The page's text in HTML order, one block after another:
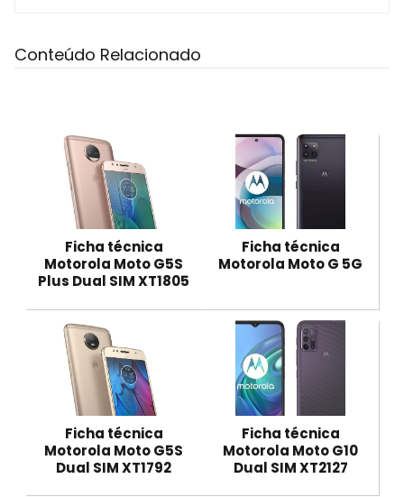
Conteúdo Relacionado
Ficha técnica
Motorola Moto G5S
Plus Dual SIM XT1805
Ficha técnica
Motorola Moto G 5G
Ficha técnica
Motorola Moto G5S
Dual SIM XT1792
Ficha técnica
Motorola Moto G10
Dual SIM XT2127